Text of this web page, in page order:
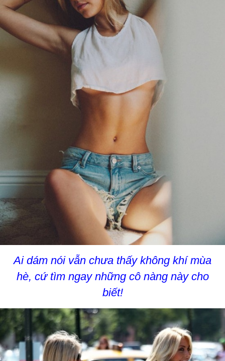
Ai dám nói vẫn chưa thấy không khí mùa
hè, cứ tìm ngay những cô nàng này cho
biết!